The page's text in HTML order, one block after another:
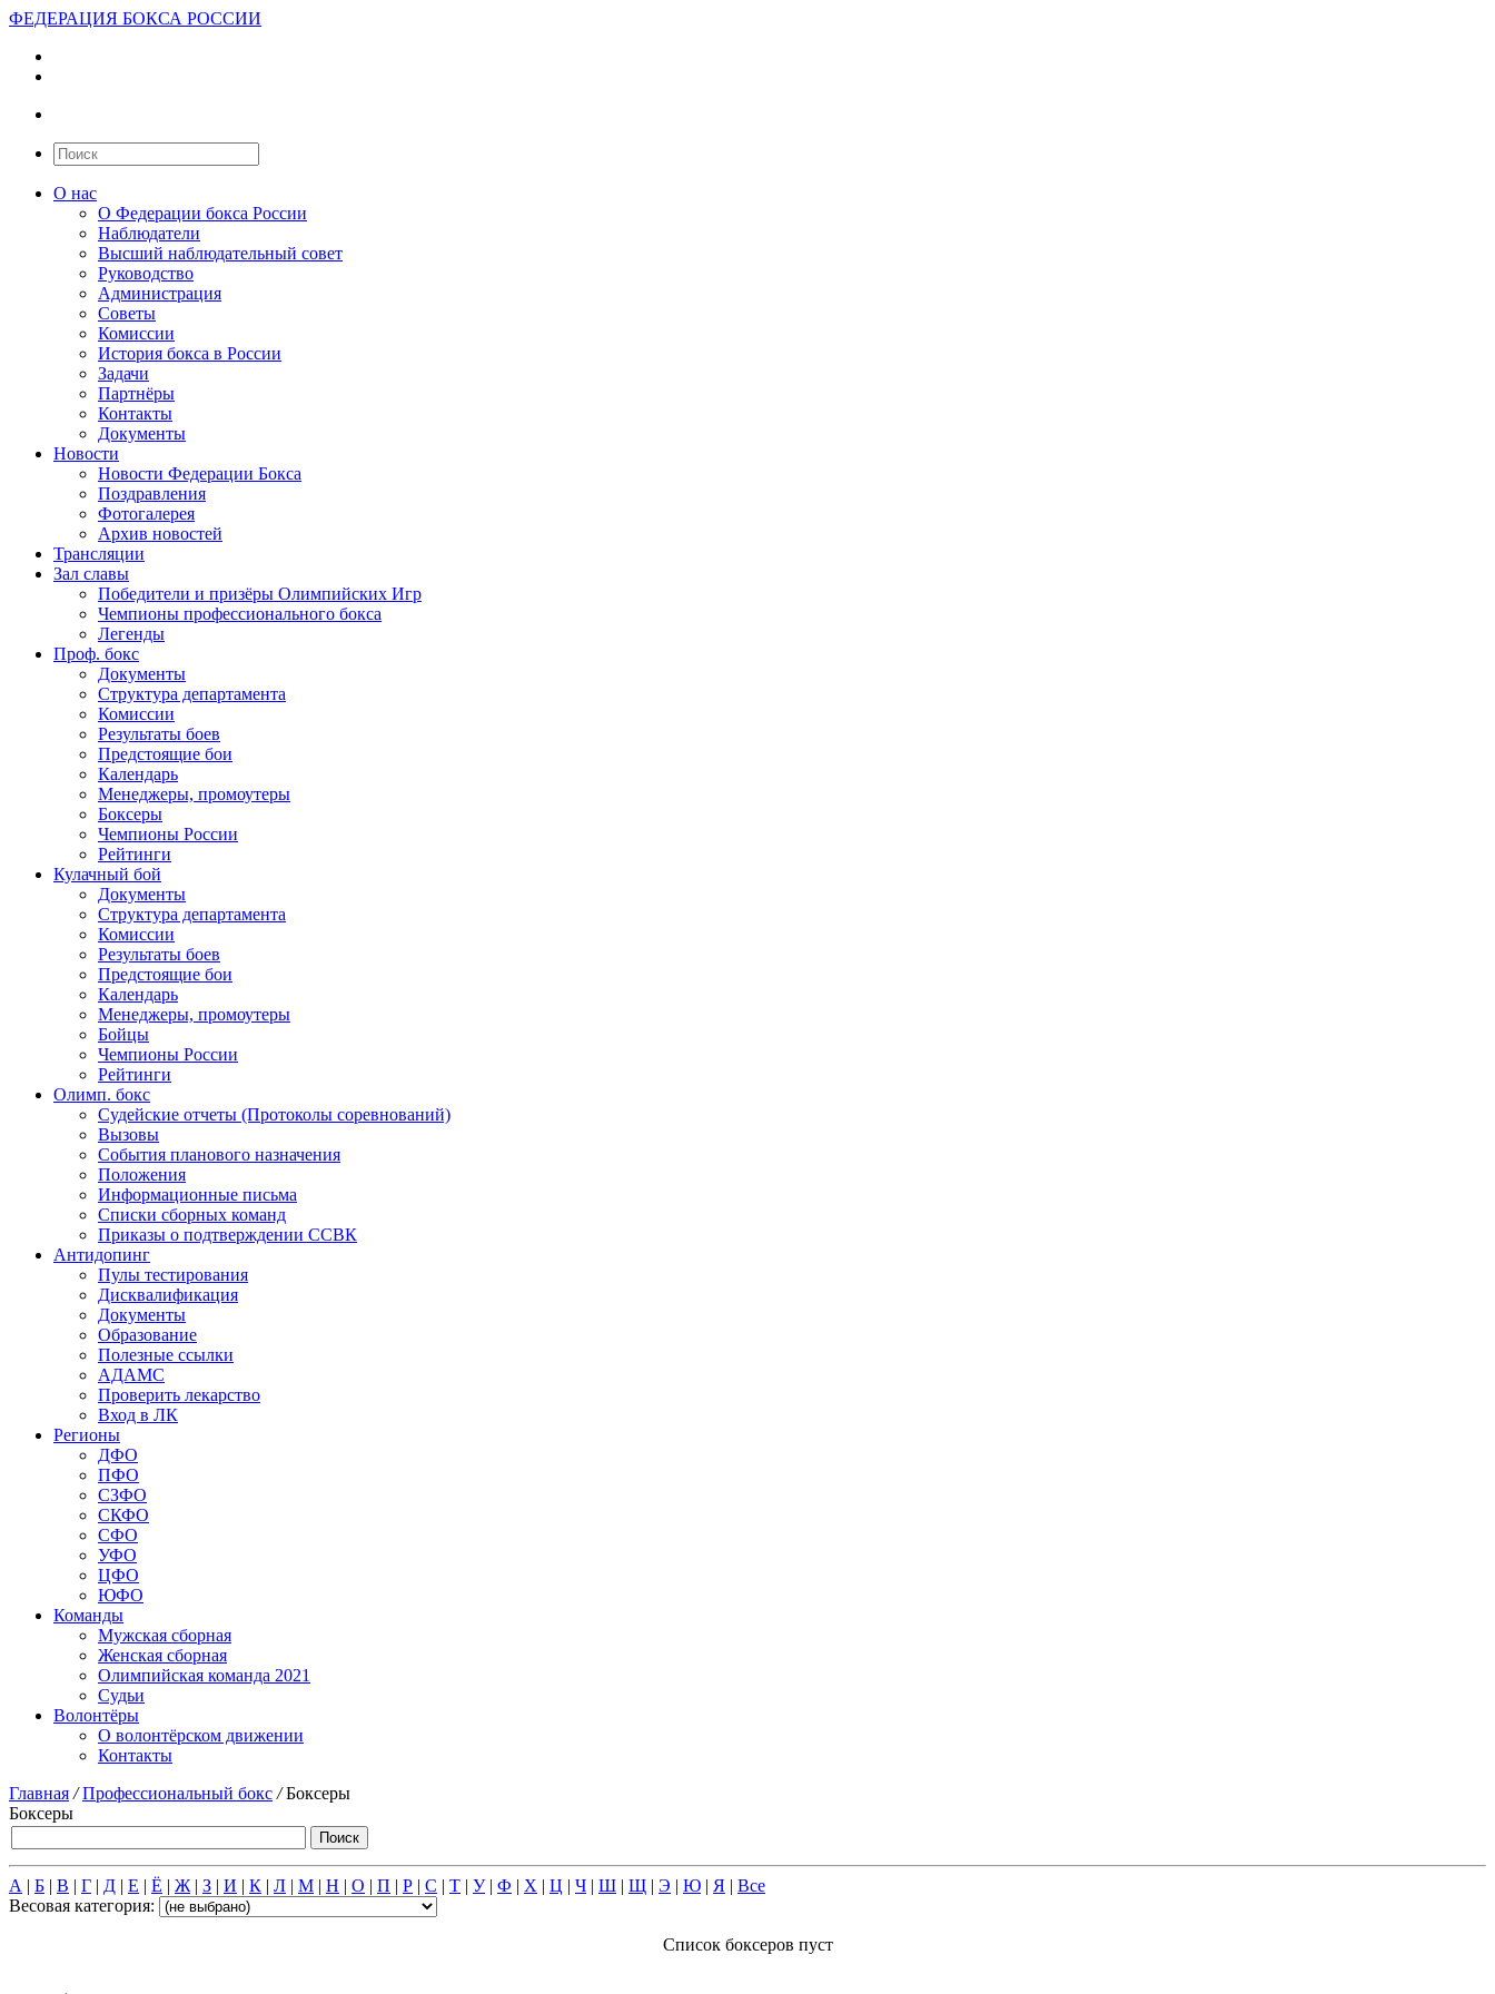
ФЕДЕРАЦИЯ БОКСА РОССИИ
О нас
О Федерации бокса России
Наблюдатели
Высший наблюдательный совет
Руководство
Администрация
Советы
Комиссии
История бокса в России
Задачи
Партнёры
Контакты
Документы
Новости
Новости Федерации Бокса
Поздравления
Фотогалерея
Архив новостей
Трансляции
Зал славы
Победители и призёры Олимпийских Игр
Чемпионы профессионального бокса
Легенды
Проф. бокс
Документы
Структура департамента
Комиссии
Результаты боев
Предстоящие бои
Календарь
Менеджеры, промоутеры
Боксеры
Чемпионы России
Рейтинги
Кулачный бой
Документы
Структура департамента
Комиссии
Результаты боев
Предстоящие бои
Календарь
Менеджеры, промоутеры
Бойцы
Чемпионы России
Рейтинги
Олимп. бокс
Судейские отчеты (Протоколы соревнований)
Вызовы
События планового назначения
Положения
Информационные письма
Списки сборных команд
Приказы о подтверждении ССВК
Антидопинг
Пулы тестирования
Дисквалификация
Документы
Образование
Полезные ссылки
АДАМС
Проверить лекарство
Вход в ЛК
Регионы
ДФО
ПФО
СЗФО
СКФО
СФО
УФО
ЦФО
ЮФО
Команды
Мужская сборная
Женская сборная
Олимпийская команда 2021
Судьи
Волонтёры
О волонтёрском движении
Контакты
Главная / Профессиональный бокс /Боксеры
Боксеры
А | Б | В | Г | Д | Е | Ё | Ж | З | И | К | Л | М | Н | О | П | Р | С | Т | У| Ф | Х | Ц | Ч | Ш | Щ | Э | Ю | Я | Все
Весовая категория:
Список боксеров пуст